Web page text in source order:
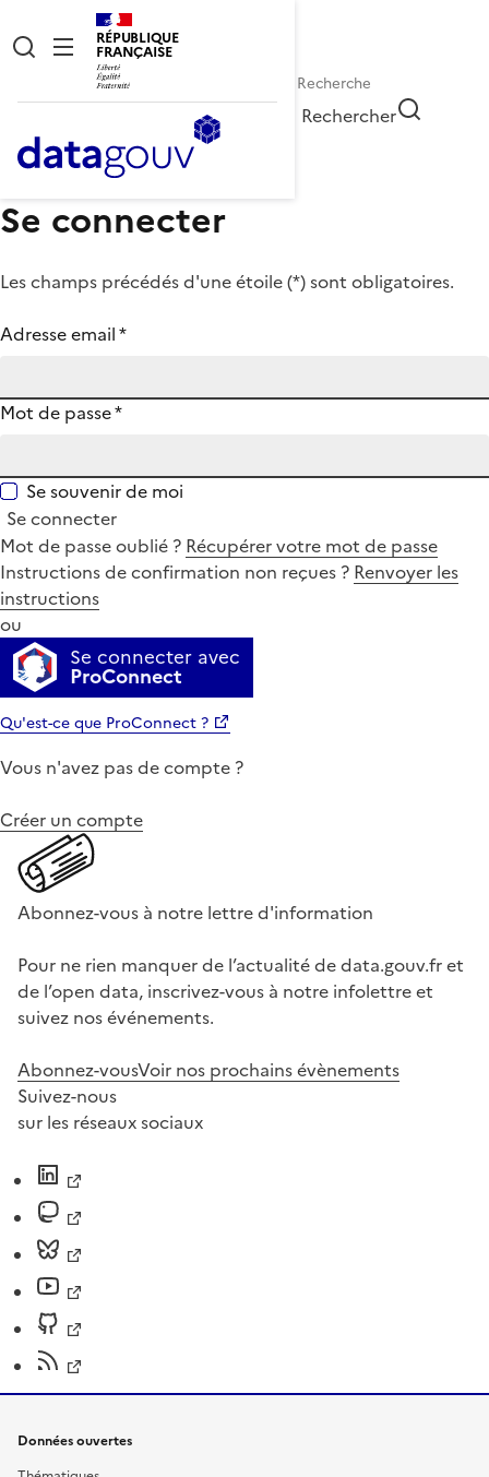
RÉPUBLIQUE
FRANÇAISE
Rechercher
Se connecter
Les champs précédés d'une étoile (*) sont obligatoires.
Adresse email*
Mot de passe*
Se souvenir de moi
Se connecter
Mot de passe oublié ? Récupérer votre mot de passe
Instructions de confirmation non reçues ? Renvoyer les
instructions
ou
Se connecter avec
ProConnect
Qu'est-ce que ProConnect ?
Vous n'avez pas de compte ?
Créer un compte
Abonnez-vous à notre lettre d'information
Pour ne rien manquer de l’actualité de data.gouv.fr et
de l’open data, inscrivez-vous à notre infolettre et
suivez nos événements.
Abonnez-vousVoir nos prochains évènements
Suivez-nous
sur les réseaux sociaux
Données ouvertes